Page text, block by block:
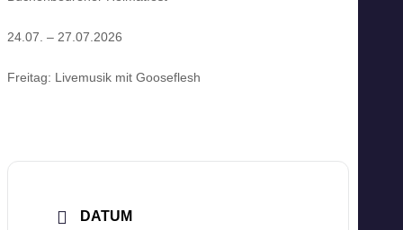
24.07. – 27.07.2026
Freitag: Livemusik mit Gooseflesh
DATUM